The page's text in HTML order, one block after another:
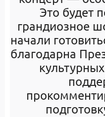
Это будет
грандиозное
начали
благодарна